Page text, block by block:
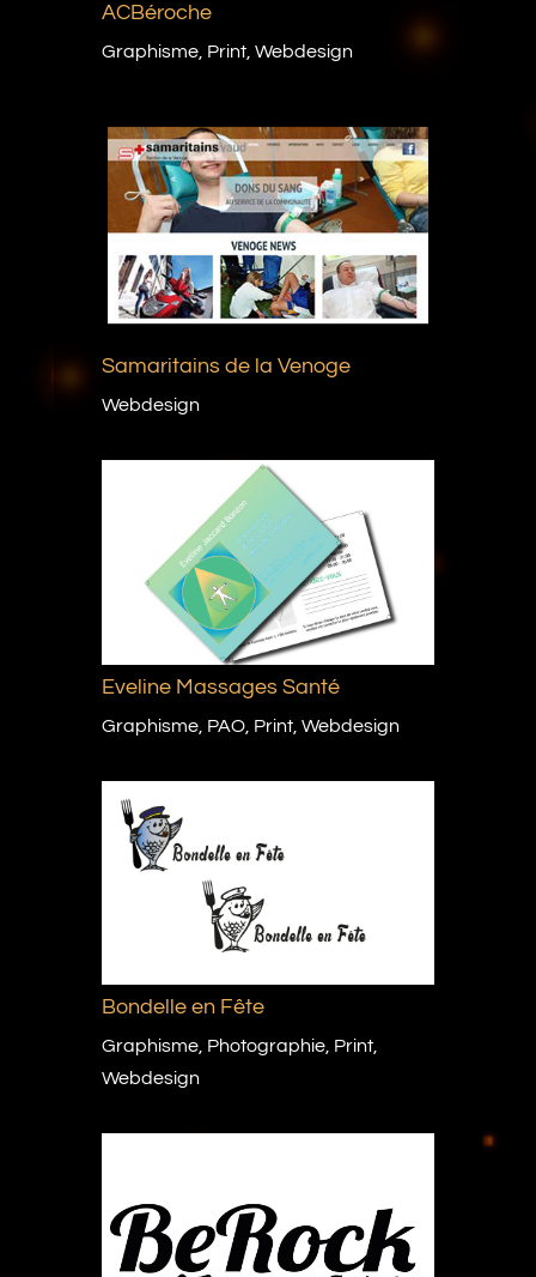
ACBéroche
Graphisme, Print, Webdesign
Samaritains de la Venoge
Webdesign
Eveline Massages Santé
Graphisme, PAO, Print, Webdesign
Bondelle en Fête
Graphisme, Photographie, Print,
Webdesign